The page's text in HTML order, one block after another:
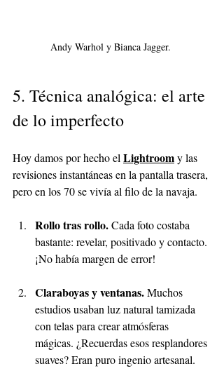
Andy Warhol y Bianca Jagger.
5. Técnica analógica: el arte
de lo imperfecto
Hoy damos por hecho el Lightroomy las
revisiones instantáneas en la pantalla trasera,
pero en los 70 se vivía al filo de la navaja.
Rollo tras rollo. Cada foto costaba
bastante: revelar, positivado y contacto.
¡No había margen de error!
Claraboyas y ventanas. Muchos
estudios usaban luz natural tamizada
con telas para crear atmósferas
mágicas. ¿Recuerdas esos resplandores
suaves? Eran puro ingenio artesanal.